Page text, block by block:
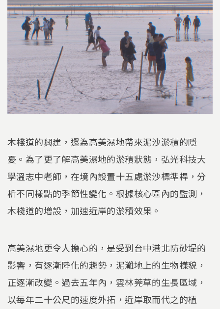
木棧道的興建，還為高美濕地帶來泥沙淤積的隱
憂。為了更了解高美濕地的淤積狀態，弘光科技大
學溫志中老師，在境內設置十五處淤沙標準桿，分
析不同樣點的季節性變化。根據核心區內的監測，
木棧道的增設，加速近岸的淤積效果。
高美濕地更令人擔心的，是受到台中港北防砂堤的
影響，有逐漸陸化的趨勢，泥灘地上的生物樣貌，
正逐漸改變。過去五年內，雲林莞草的生長區域，
以每年二十公尺的速度外拓，近岸取而代之的植